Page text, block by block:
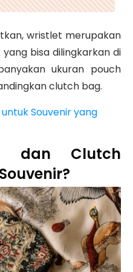
wristlet merupakan
bisa dilingkarkan di
ukuran pouch
clutch bag.
Souvenir yang
dan Clutch